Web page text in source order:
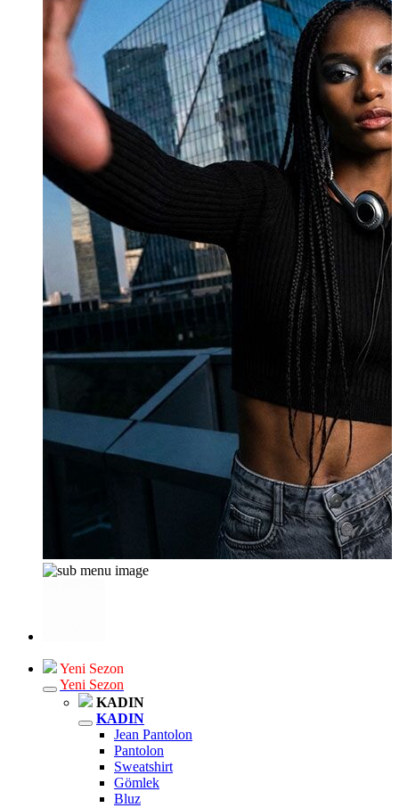
Yeni Sezon
Yeni Sezon
KADIN
KADIN
Jean Pantolon
Pantolon
Sweatshirt
Gömlek
Bluz